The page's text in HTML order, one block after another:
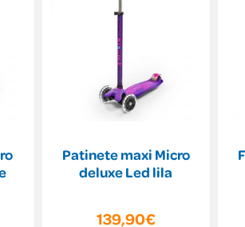
Patinete maxi Micro
deluxe Led lila
139,90€